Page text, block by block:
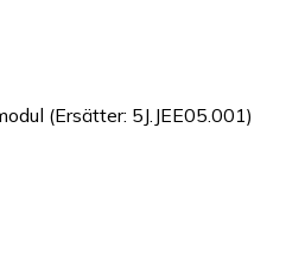
(Ersätter: 5J.JEE05.001)